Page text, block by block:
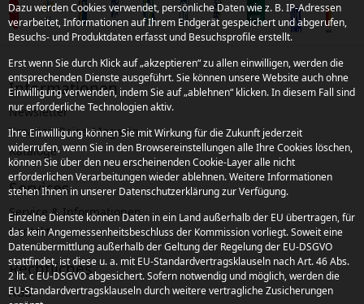
Informationen
Newsletter
Kroatien Reise-Magazin
Kataloge
Services
Service & Informationen
Kontakt
Rechtliches
AGB
Dazu werden Cookies verwendet, persönliche Daten wie z. B. IP-Adressen
verarbeitet, Informationen auf Ihrem Endgerät gespeichert und abgerufen,
Besuchs- und Produktdaten erfasst und Besuchsprofile erstellt.
Erst wenn Sie durch Klick auf „akzeptieren“ zu allen einwilligen, werden die
entsprechenden Dienste ausgeführt. Sie können unsere Website auch ohne
Einwilligung verwenden, indem Sie auf „ablehnen“ klicken. In diesem Fall sind
nur erforderliche Technologien aktiv.
Ihre Einwilligung können Sie mit Wirkung für die Zukunft jederzeit
widerrufen, wenn Sie in den Browsereinstellungen alle Ihre Cookies löschen,
können Sie über den neu erscheinenden Cookie-Layer alle nicht
erforderlichen Verarbeitungen wieder ablehnen. Weitere Informationen
stehen Ihnen in unserer Datenschutzerklärung zur Verfügung.
Einzelne Dienste können Daten in ein Land außerhalb der EU übertragen, für
das kein Angemessenheitsbeschluss der Kommission vorliegt. Soweit eine
Datenübermittlung außerhalb der Geltung der Regelung der EU-DSGVO
stattfindet, ist diese u. a. mit EU-Standardvertragsklauseln nach Art. 46 Abs.
2 lit. c EU-DSGVO abgesichert. Sofern notwendig und möglich, werden die
EU-Standardvertragsklauseln durch weitere vertragliche Zusicherungen